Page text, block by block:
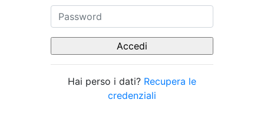
Hai perso i dati? Recupera le
credenziali